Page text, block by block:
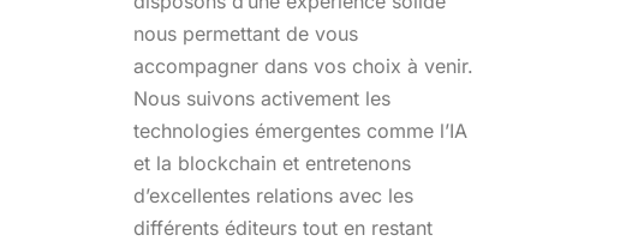
nous permettant de vous
accompagner dans vos choix à venir.
Nous suivons activement les
technologies émergentes comme l’IA
et la blockchain et entretenons
d’excellentes relations avec les
différents éditeurs tout en restant